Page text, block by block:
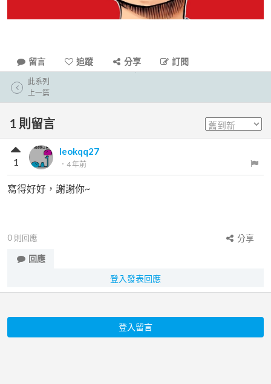
留言 追蹤 分享 訂閱
此系列
上一篇
1 則留言
leokqq27
． 4 年前
1
寫得好好，謝謝你~
0 則回應
分享
回應
登入發表回應
登入留言